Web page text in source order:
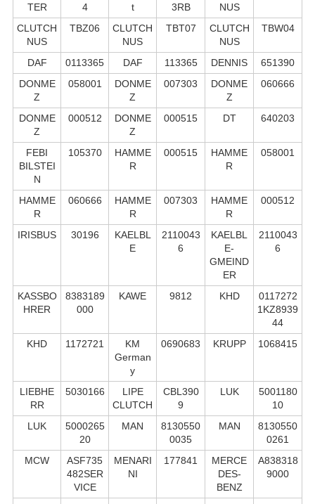
TER 4 t 3RB
NUS
CLUTCH
NUS
TBZ06
CLUTCH
NUS
TBT07
CLUTCH
NUS
TBW04
DAF 0113365 DAF 113365 DENNIS
651390
DONME
Z
058001
DONME
Z
007303
DONME
Z
060666
DONME
Z
000512
DONME
Z
000515 DT 640203
FEBI
BILSTEI
N
105370
HAMME
R
000515
HAMME
R
058001
HAMME
R
060666
HAMME
R
007303
HAMME
R
000512
IRISBUS 30196
KAELBL
E
2110043
6
KAELBL
E-
GMEIND
ER
2110043
6
KASSBO
HRER
8383189
000
KAWE 9812 KHD
0117272
1KZ8939
44
KHD
1172721
KM
German
y
0690683 KRUPP 1068415
LIEBHE
RR
5030166
LIPE
CLUTCH
CBL390
9
LUK
5001180
10
LUK
5000265
20
MAN
8130550
0035
MAN
8130550
0261
MCW
ASF735
482SER
VICE
MENARI
NI
177841
MERCE
DES-
BENZ
A838318
9000